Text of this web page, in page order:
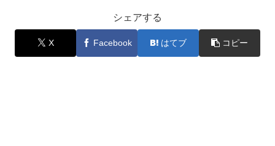
シェアする
X Facebook はてブ コピー